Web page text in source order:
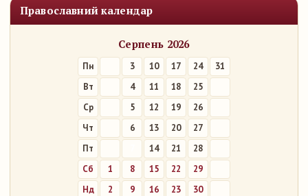
Православний календар
Серпень 2026
Пн 3 10 17 24
31
Вт
4 11 18
25
Ср
5 12 19
26
Чт
6 13 20
27
Пт
14 21
28
Сб
1 8 15 22
29
Нд
2 9 16 23 30